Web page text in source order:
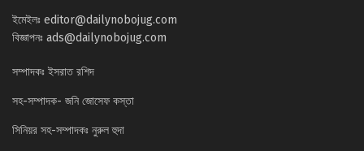
ইমেইলঃ editor@dailynobojug.com
বিজ্ঞাপনঃ ads@dailynobojug.com
সম্পাদকঃ ইসরাত রশিদ
সহ-সম্পাদক- জনি জোসেফ কস্তা
সিনিয়র সহ-সম্পাদকঃ নুরুল হুদা